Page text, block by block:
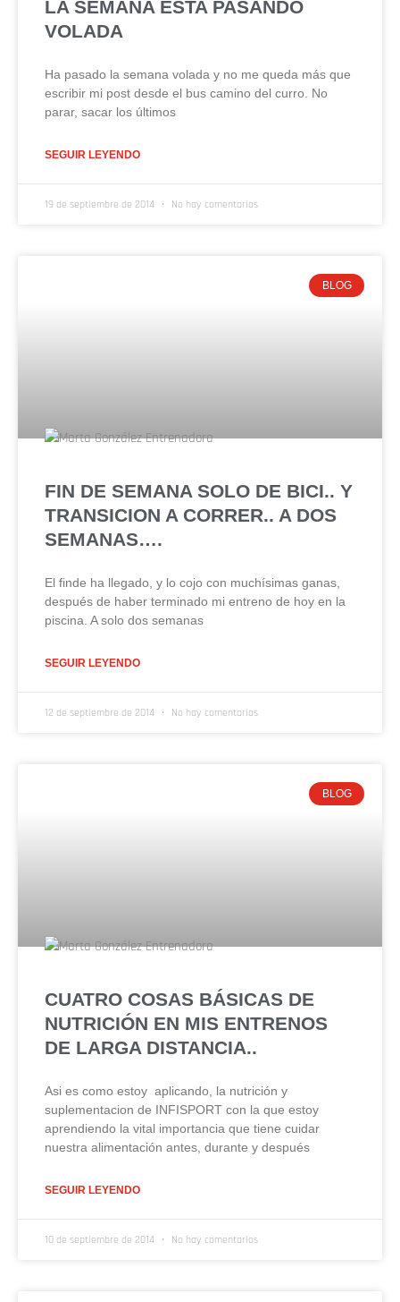
LA SEMANA ESTA PASANDO
VOLADA
Ha pasado la semana volada y no me queda más que
escribir mi post desde el bus camino del curro. No
parar, sacar los últimos
SEGUIR LEYENDO
19 de septiembre de 2014 No hay comentarios
BLOG
FIN DE SEMANA SOLO DE BICI.. Y
TRANSICION A CORRER.. A DOS
SEMANAS….
El finde ha llegado, y lo cojo con muchísimas ganas,
después de haber terminado mi entreno de hoy en la
piscina. A solo dos semanas
SEGUIR LEYENDO
12 de septiembre de 2014 No hay comentarios
BLOG
CUATRO COSAS BÁSICAS DE
NUTRICIÓN EN MIS ENTRENOS
DE LARGA DISTANCIA..
Asi es como estoy aplicando, la nutrición y
suplementacion de INFISPORT con la que estoy
aprendiendo la vital importancia que tiene cuidar
nuestra alimentación antes, durante y después
SEGUIR LEYENDO
10 de septiembre de 2014 No hay comentarios